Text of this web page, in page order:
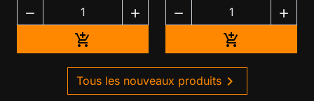
 

 

Tous les nouveaux produits